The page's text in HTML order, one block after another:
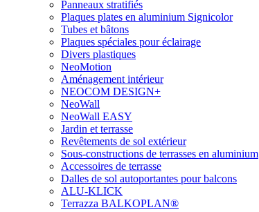
Panneaux stratifiés
Plaques plates en aluminium Signicolor
Tubes et bâtons
Plaques spéciales pour éclairage
Divers plastiques
NeoMotion
Aménagement intérieur
NEOCOM DESIGN+
NeoWall
NeoWall EASY
Jardin et terrasse
Revêtements de sol extérieur
Sous-constructions de terrasses en aluminium
Accessoires de terrasse
Dalles de sol autoportantes pour balcons
ALU-KLICK
Terrazza BALKOPLAN®